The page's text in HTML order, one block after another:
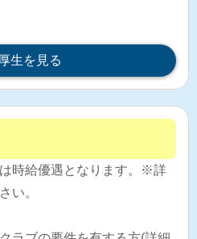
生を見る
時給優遇となります。※詳
い。